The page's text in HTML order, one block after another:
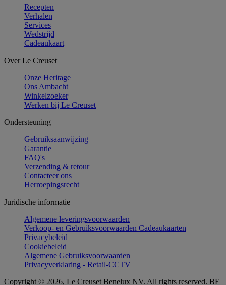
Recepten
Verhalen
Services
Wedstrijd
Cadeaukaart
Over Le Creuset
Onze Heritage
Ons Ambacht
Winkelzoeker
Werken bij Le Creuset
Ondersteuning
Gebruiksaanwijzing
Garantie
FAQ's
Verzending & retour
Contacteer ons
Herroepingsrecht
Juridische informatie
Algemene leveringsvoorwaarden
Verkoop- en Gebruiksvoorwaarden Cadeaukaarten
Privacybeleid
Cookiebeleid
Algemene Gebruiksvoorwaarden
Privacyverklaring - Retail-CCTV
Copyright © 2026, Le Creuset Benelux NV. All rights reserved. BE